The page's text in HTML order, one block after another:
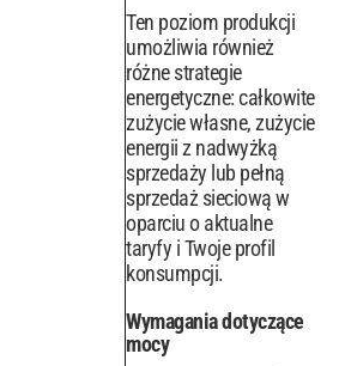
Ten poziom produkcji
umożliwia również
różne strategie
energetyczne: całkowite
zużycie własne, zużycie
energii z nadwyżką
sprzedaży lub pełną
sprzedaż sieciową w
oparciu o aktualne
taryfy i Twoje profil
konsumpcji.
Wymagania dotyczące
mocy